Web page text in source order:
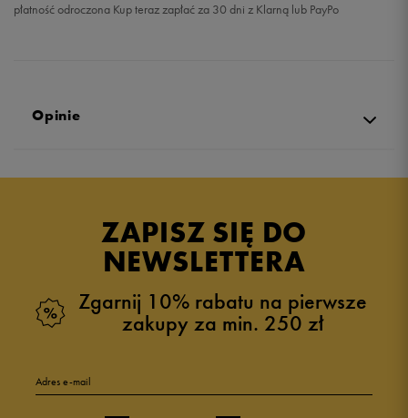
płatność odroczona Kup teraz zapłać za 30 dni z Klarną lub PayPo
Opinie
ZAPISZ SIĘ DO
NEWSLETTERA
Zgarnij 10% rabatu na pierwsze
zakupy za min. 250 zł
Adres e-mail